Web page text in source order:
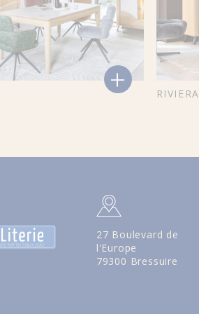
+ RIVIERA
27 Boulevard de
l'Europe
79300 Bressuire